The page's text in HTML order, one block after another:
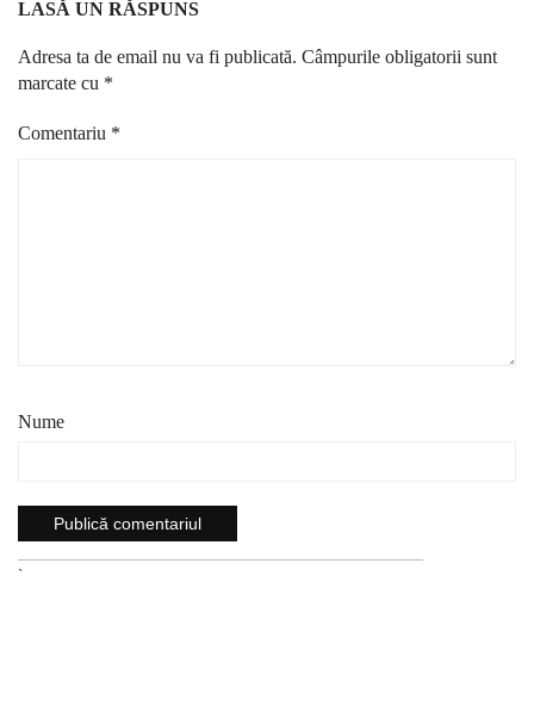
LASĂ UN RĂSPUNS
Adresa ta de email nu va fi publicată. Câmpurile obligatorii sunt
marcate cu *
Comentariu *
Nume
`